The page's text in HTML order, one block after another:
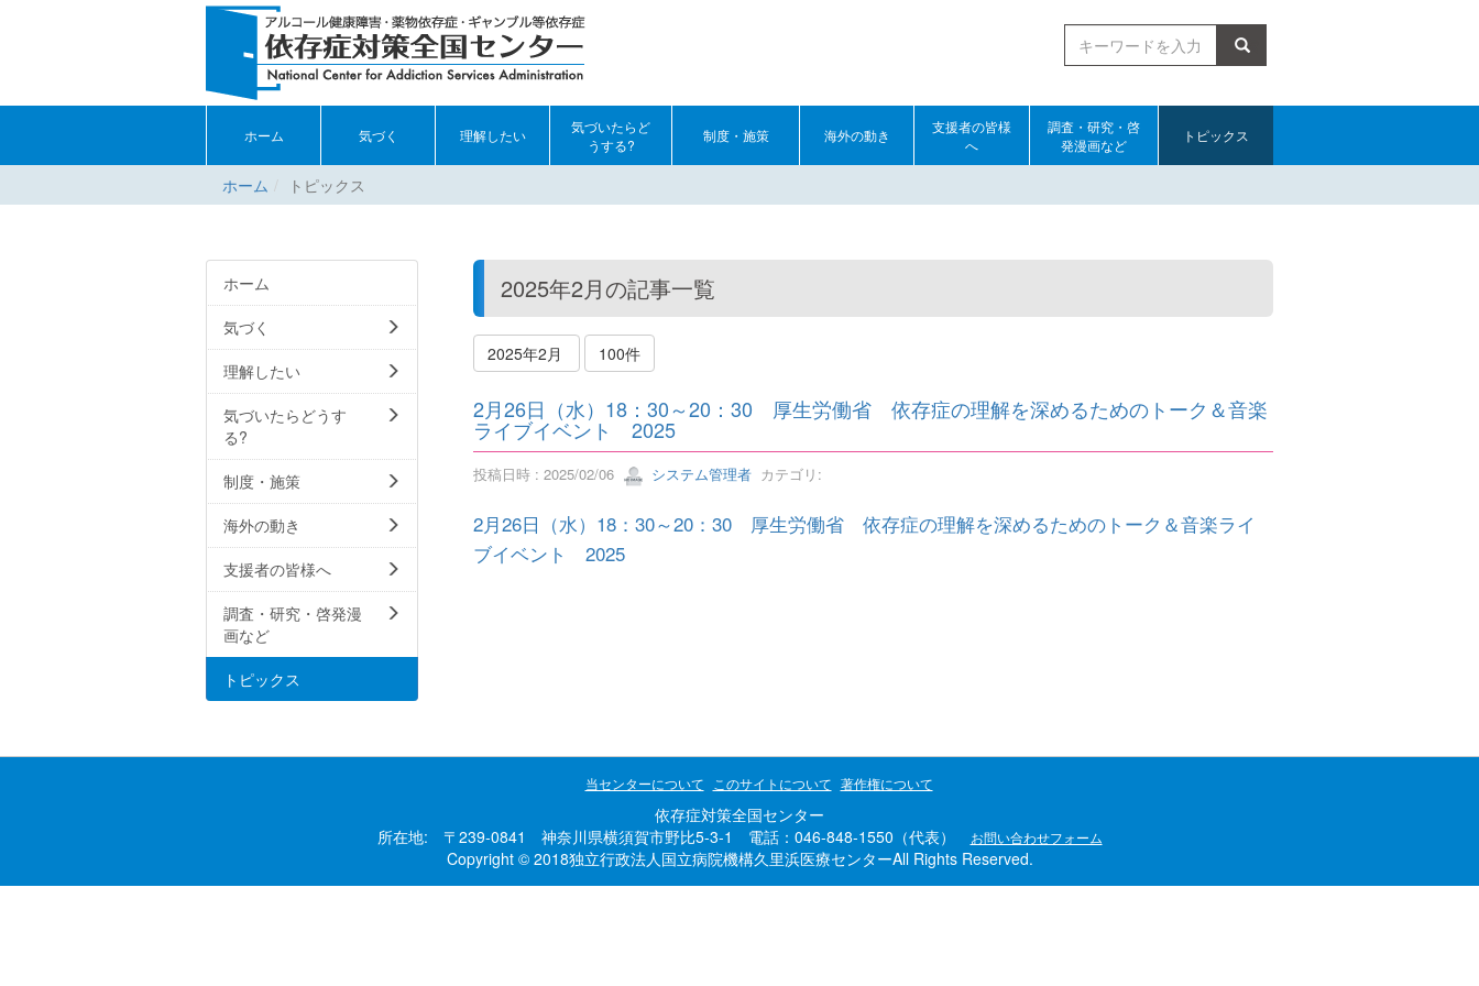
検索
ホーム 気づく 理解したい
気づいたらど
うする?
制度・施策 海外の動き
支援者の皆様
へ
調査・研究・啓
発漫画など
トピックス
ホーム トピックス
2025年2月の記事一覧
2025年2月 100件
2月26日（水）18：30～20：30 厚生労働省 依存症の理解を深めるためのトーク＆音楽
ライブイベント 2025
投稿日時 : 2025/02/06 システム管理者カテゴリ:
2月26日（水）18：30～20：30 厚生労働省 依存症の理解を深めるためのトーク＆音楽ライ
ブイベント 2025
ホーム
気づく
理解したい
気づいたらどうす
る?
制度・施策
海外の動き
支援者の皆様へ
調査・研究・啓発漫
画など
トピックス
当センターについて このサイトについて 著作権について
依存症対策全国センター
所在地: 〒239-0841 神奈川県横須賀市野比5-3-1 電話：046-848-1550（代表）
お問い合わせフォーム
Copyright © 2018独立行政法人国立病院機構久里浜医療センターAll Rights Reserved.